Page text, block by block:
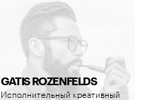
GATIS ROZENFELDS
Исполнительный креативный